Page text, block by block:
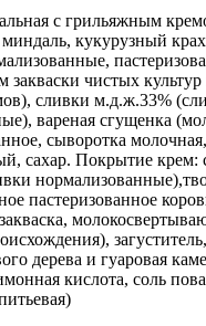
с грильяжным
кукурузный
закваски чистых
сливки м.д.ж.33%
вареная сгущенка
сыворотка молочная,
сахар. Покрытие крем:
пастеризованное
дерева и гуаровая
кислота, соль